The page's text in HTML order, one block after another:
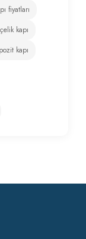
fiyatları
kapı
kapı